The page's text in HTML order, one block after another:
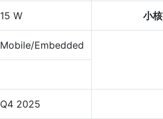
15 W 小
Mobile/Embedded
Q4 2025